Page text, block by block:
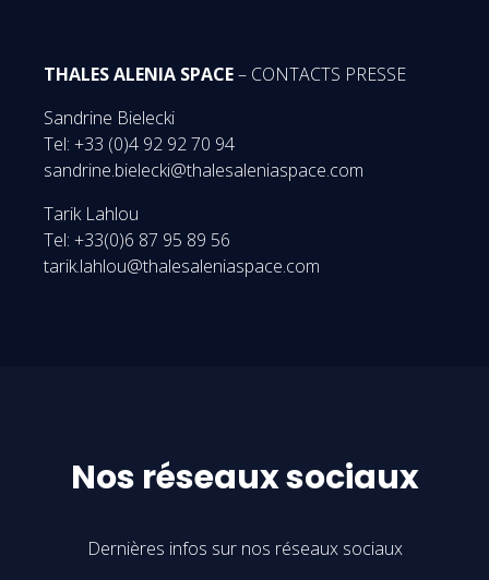
THALES ALENIA SPACE– CONTACTS PRESSE
Sandrine Bielecki
Tel: +33 (0)4 92 92 70 94
sandrine.bielecki@thalesaleniaspace.com
Tarik Lahlou
Tel: +33(0)6 87 95 89 56
tarik.lahlou@thalesaleniaspace.com
Nos réseaux sociaux
Dernières infos sur nos réseaux sociaux